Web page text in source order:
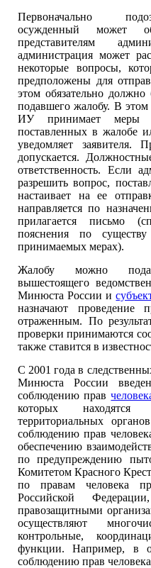
Первоначально
осужденный может
представителям
администрация может
некоторые вопросы,
предположены для
этом обязательно
подавшего жалобу. В
ИУ принимает меры
поставленных в жалобе
уведомляет заявителя.
допускается.
ответственность. Если
разрешить вопрос,
настаивает на ее
направляется по
прилагается письмо
пояснения по
принимаемых мерах).
Жалобу можно
вышестоящего
Минюста России и
назначают
отраженным. По
проверки принимаются
также ставится в
С 2001 года в
Минюста России
соблюдению прав
которых находятся
территориальных
соблюдению прав
обеспечению
по предупреждению
Комитетом Красного
по правам человека
Российской
правозащитными
осуществляют
контрольные,
функции. Например, в
соблюдению прав